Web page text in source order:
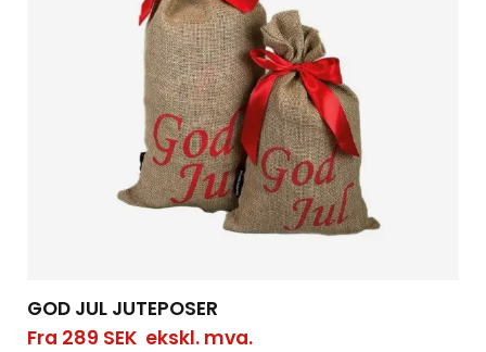
GOD JUL JUTEPOSER
Fra 289 SEKekskl. mva.